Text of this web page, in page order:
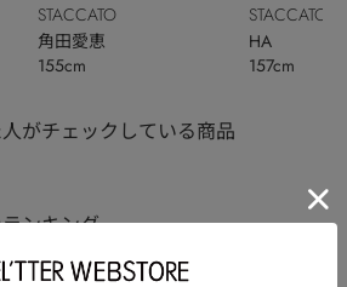
STACCATO
角田愛恵
155cm
STACCATO
HA
157cm
がチェックしている商品
ンキング